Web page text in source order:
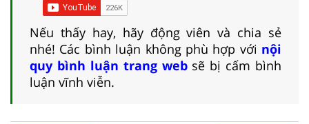
Nếu thấy hay, hãy động viên và chia sẻ
nhé! Các bình luận không phù hợp với nội
quy bình luận trang websẽ bị cấm bình
luận vĩnh viễn.